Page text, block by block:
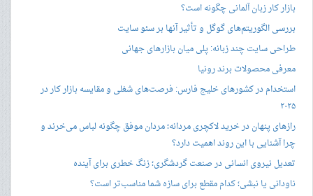
بازار کار زبان آلمانی چگونه است؟
بررسی الگوریتم‌های گوگل و تأثیر آنها بر سئو سایت
طراحی سایت چند زبانه: پلی میان بازارهای جهانی
معرفی محصولات برند رونیا
استخدام در کشورهای خلیج فارس: فرصت‌های شغلی و مقایسه بازار کار در
۲۰۲۵
رازهای پنهان در خرید لاکچری مردانه؛ مردان موفق چگونه لباس می‌خرند و
چرا آشنایی با این روند اهمیت دارد؟
تعدیل نیروی انسانی در صنعت گردشگری؛ زنگ خطری برای آینده
ناودانی یا نبشی؛ کدام مقطع برای سازه شما مناسب‌تر است؟